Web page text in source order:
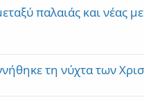
παλαιάς και νέας
τη νύχτα των